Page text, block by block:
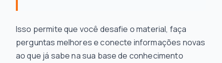
Isso permite que você desafie o material, faça
perguntas melhores e conecte informações novas
ao que já sabe na sua base de conhecimento